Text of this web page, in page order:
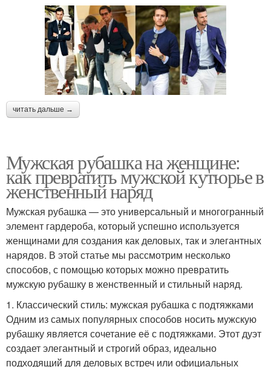
читать дальше →
Мужская рубашка на женщине:
как превратить мужской кутюрье в
женственный наряд
Мужская рубашка — это универсальный и многогранный
элемент гардероба, который успешно используется
женщинами для создания как деловых, так и элегантных
нарядов. В этой статье мы рассмотрим несколько
способов, с помощью которых можно превратить
мужскую рубашку в женственный и стильный наряд.
1. Классический стиль: мужская рубашка с подтяжками
Одним из самых популярных способов носить мужскую
рубашку является сочетание её с подтяжками. Этот дуэт
создает элегантный и строгий образ, идеально
подходящий для деловых встреч или официальных